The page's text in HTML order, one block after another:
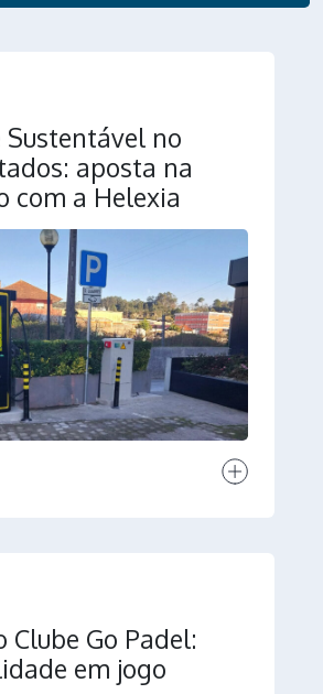
no
aposta na
com a Helexia
Ver projeto
Clube Go Padel:
em jogo